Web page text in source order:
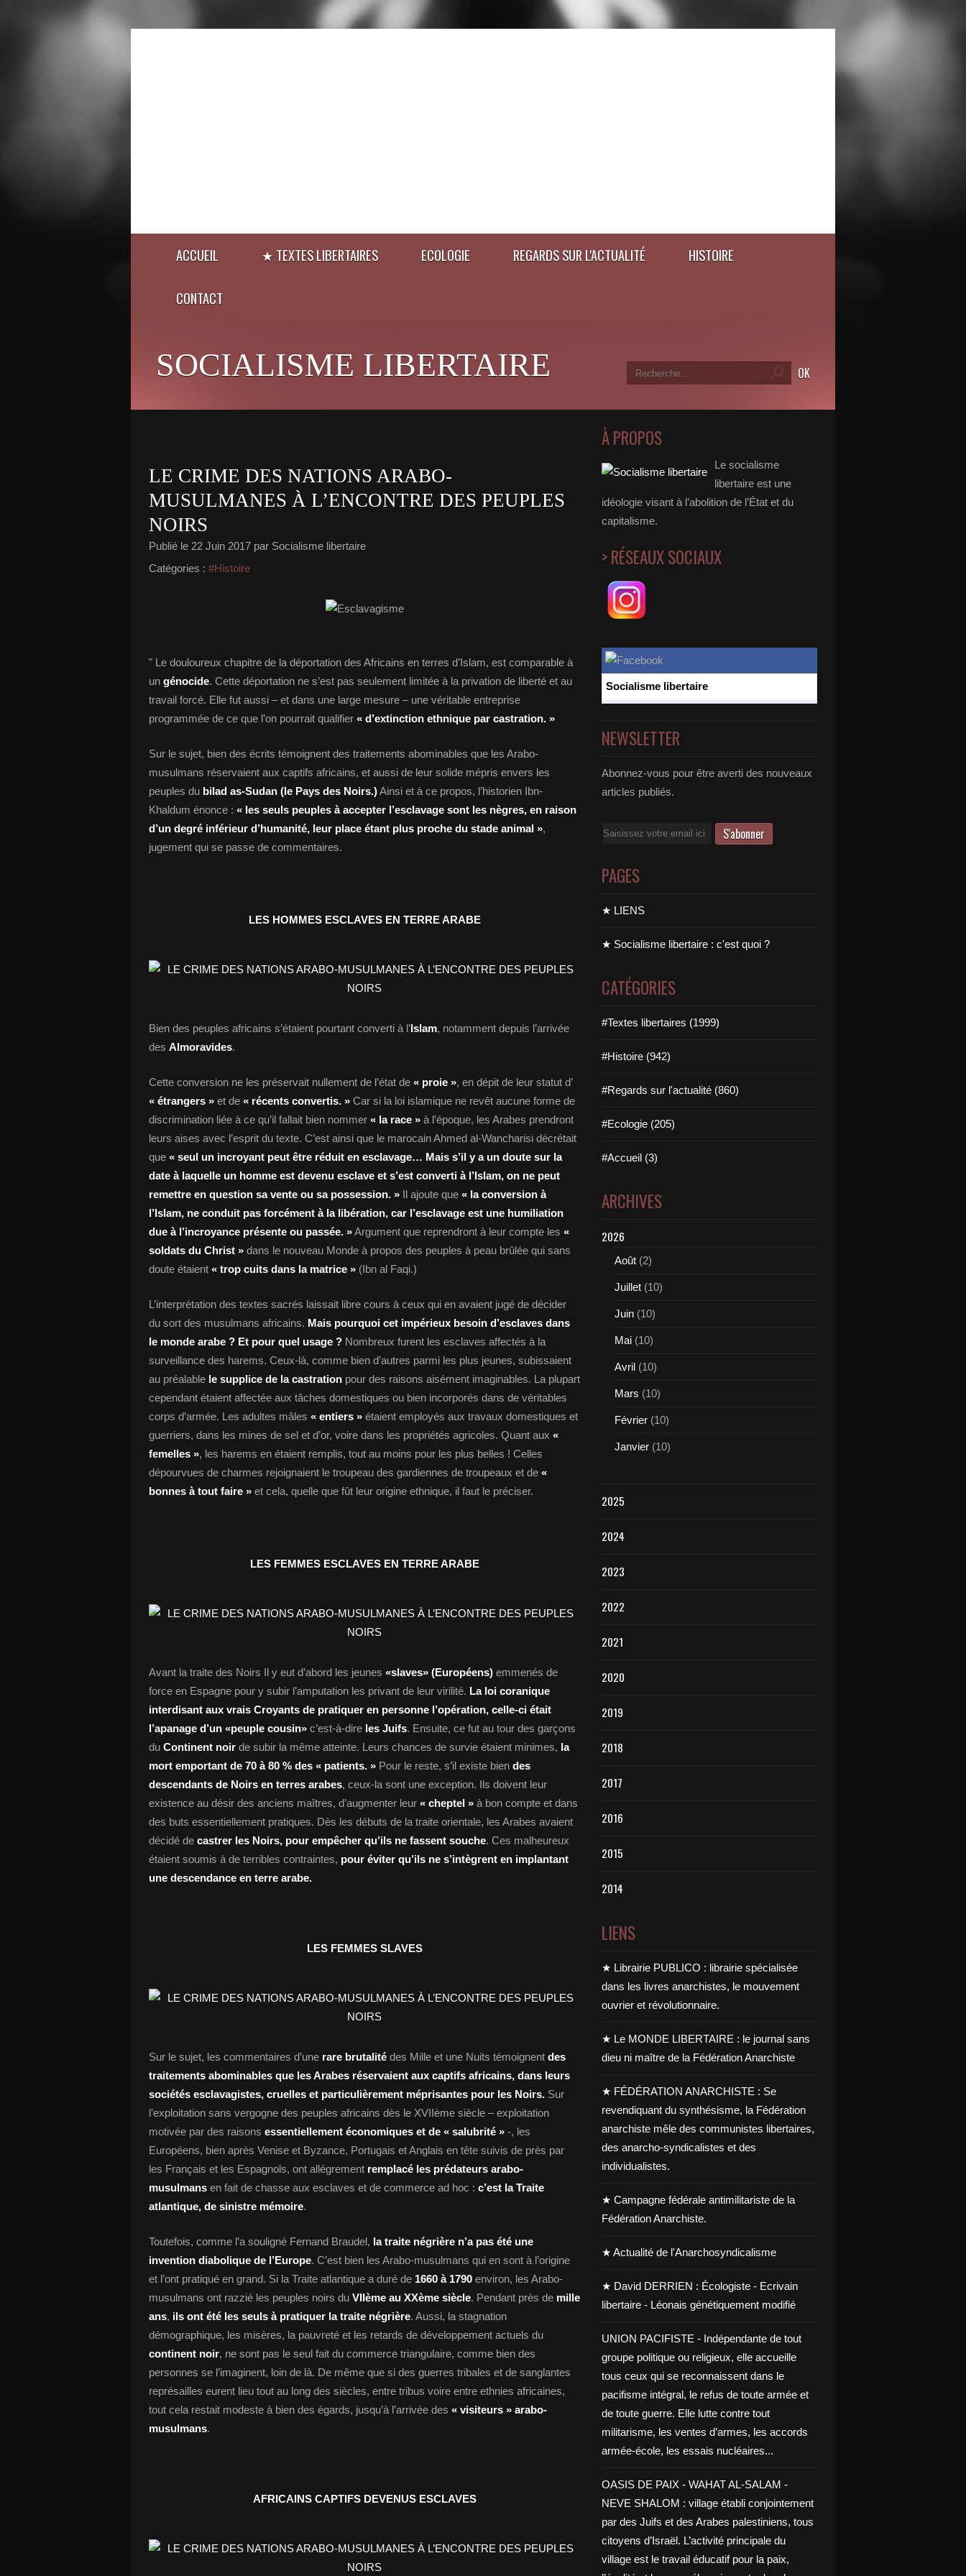
ACCUEIL ★ TEXTES LIBERTAIRES ECOLOGIE REGARDS SUR L'ACTUALITÉ HISTOIRE
CONTACT
SOCIALISME LIBERTAIRE
LE CRIME DES NATIONS ARABO-
MUSULMANES À L’ENCONTRE DES PEUPLES
NOIRS
Publié le 22 Juin 2017 par Socialisme libertaire
Catégories : #Histoire
" Le douloureux chapitre de la déportation des Africains en terres d’Islam, est comparable à
un génocide. Cette déportation ne s’est pas seulement limitée à la privation de liberté et au
travail forcé. Elle fut aussi – et dans une large mesure – une véritable entreprise
programmée de ce que l’on pourrait qualifier « d’extinction ethnique par castration. »
Sur le sujet, bien des écrits témoignent des traitements abominables que les Arabo-
musulmans réservaient aux captifs africains, et aussi de leur solide mépris envers les
peuples du bilad as-Sudan (le Pays des Noirs.)Ainsi et à ce propos, l’historien Ibn-
Khaldum énonce : « les seuls peuples à accepter l’esclavage sont les nègres, en raison
d’un degré inférieur d’humanité, leur place étant plus proche du stade animal »,
jugement qui se passe de commentaires.
LES HOMMES ESCLAVES EN TERRE ARABE
Bien des peuples africains s’étaient pourtant converti à l’Islam, notamment depuis l’arrivée
des Almoravides.
Cette conversion ne les préservait nullement de l’état de « proie », en dépit de leur statut d’
« étrangers » et de « récents convertis. » Car si la loi islamique ne revêt aucune forme de
discrimination liée à ce qu’il fallait bien nommer « la race » à l’époque, les Arabes prendront
leurs aises avec l’esprit du texte. C’est ainsi que le marocain Ahmed al-Wancharisi décrétait
que « seul un incroyant peut être réduit en esclavage… Mais s’il y a un doute sur la
date à laquelle un homme est devenu esclave et s’est converti à l’Islam, on ne peut
remettre en question sa vente ou sa possession. » Il ajoute que « la conversion à
l’Islam, ne conduit pas forcément à la libération, car l’esclavage est une humiliation
due à l’incroyance présente ou passée. »Argument que reprendront à leur compte les «
soldats du Christ » dans le nouveau Monde à propos des peuples à peau brûlée qui sans
doute étaient « trop cuits dans la matrice » (Ibn al Faqi.)
L’interprétation des textes sacrés laissait libre cours à ceux qui en avaient jugé de décider
du sort des musulmans africains. Mais pourquoi cet impérieux besoin d’esclaves dans
le monde arabe ? Et pour quel usage ? Nombreux furent les esclaves affectés à la
surveillance des harems. Ceux-là, comme bien d’autres parmi les plus jeunes, subissaient
au préalable le supplice de la castration pour des raisons aisément imaginables. La plupart
cependant étaient affectée aux tâches domestiques ou bien incorporés dans de véritables
corps d’armée. Les adultes mâles « entiers » étaient employés aux travaux domestiques et
guerriers, dans les mines de sel et d’or, voire dans les propriétés agricoles. Quant aux «
femelles », les harems en étaient remplis, tout au moins pour les plus belles ! Celles
dépourvues de charmes rejoignaient le troupeau des gardiennes de troupeaux et de «
bonnes à tout faire » et cela, quelle que fût leur origine ethnique, il faut le préciser.
LES FEMMES ESCLAVES EN TERRE ARABE
Avant la traite des Noirs Il y eut d’abord les jeunes «slaves» (Européens) emmenés de
force en Espagne pour y subir l’amputation les privant de leur virilité. La loi coranique
interdisant aux vrais Croyants de pratiquer en personne l’opération, celle-ci était
l’apanage d’un «peuple cousin» c’est-à-dire les Juifs. Ensuite, ce fut au tour des garçons
du Continent noir de subir la même atteinte. Leurs chances de survie étaient minimes, la
mort emportant de 70 à 80 % des « patients. » Pour le reste, s’il existe bien des
descendants de Noirs en terres arabes, ceux-la sont une exception. Ils doivent leur
existence au désir des anciens maîtres, d’augmenter leur « cheptel » à bon compte et dans
des buts essentiellement pratiques. Dès les débuts de la traite orientale, les Arabes avaient
décidé de castrer les Noirs, pour empêcher qu’ils ne fassent souche. Ces malheureux
étaient soumis à de terribles contraintes, pour éviter qu’ils ne s’intègrent en implantant
une descendance en terre arabe.
LES FEMMES SLAVES
Sur le sujet, les commentaires d’une rare brutalité des Mille et une Nuits témoignent des
traitements abominables que les Arabes réservaient aux captifs africains, dans leurs
sociétés esclavagistes, cruelles et particulièrement méprisantes pour les Noirs. Sur
l’exploitation sans vergogne des peuples africains dès le XVIIème siècle – exploitation
motivée par des raisons essentiellement économiques et de « salubrité » -, les
Européens, bien après Venise et Byzance, Portugais et Anglais en tête suivis de près par
les Français et les Espagnols, ont allégrement remplacé les prédateurs arabo-
musulmans en fait de chasse aux esclaves et de commerce ad hoc : c’est la Traite
atlantique, de sinistre mémoire.
Toutefois, comme l’a souligné Fernand Braudel, la traite négrière n’a pas été une
invention diabolique de l’Europe. C’est bien les Arabo-musulmans qui en sont à l’origine
et l’ont pratiqué en grand. Si la Traite atlantique a duré de 1660 à 1790 environ, les Arabo-
musulmans ont razzié les peuples noirs du VIIème au XXème siècle. Pendant près de mille
ans, ils ont été les seuls à pratiquer la traite négrière. Aussi, la stagnation
démographique, les misères, la pauvreté et les retards de développement actuels du
continent noir, ne sont pas le seul fait du commerce triangulaire, comme bien des
personnes se l’imaginent, loin de là. De même que si des guerres tribales et de sanglantes
représailles eurent lieu tout au long des siècles, entre tribus voire entre ethnies africaines,
tout cela restait modeste à bien des égards, jusqu’à l’arrivée des « visiteurs » arabo-
musulmans.
AFRICAINS CAPTIFS DEVENUS ESCLAVES
À PROPOS
Le socialisme
libertaire est une
idéologie visant à l’abolition de l’État et du
capitalisme.
> RÉSEAUX SOCIAUX
Socialisme libertaire
NEWSLETTER
Abonnez-vous pour être averti des nouveaux
articles publiés.
Email
PAGES
★ LIENS
★ Socialisme libertaire : c'est quoi ?
CATÉGORIES
#Textes libertaires (1999)
#Histoire (942)
#Regards sur l'actualité (860)
#Ecologie (205)
#Accueil (3)
ARCHIVES
2026
Août (2)
Juillet (10)
Juin (10)
Mai (10)
Avril (10)
Mars (10)
Février (10)
Janvier (10)
2025
2024
2023
2022
2021
2020
2019
2018
2017
2016
2015
2014
LIENS
★ Librairie PUBLICO : librairie spécialisée
dans les livres anarchistes, le mouvement
ouvrier et révolutionnaire.
★ Le MONDE LIBERTAIRE : le journal sans
dieu ni maître de la Fédération Anarchiste
★ FÉDÉRATION ANARCHISTE : Se
revendiquant du synthésisme, la Fédération
anarchiste mêle des communistes libertaires,
des anarcho-syndicalistes et des
individualistes.
★ Campagne fédérale antimilitariste de la
Fédération Anarchiste.
★ Actualité de l'Anarchosyndicalisme
★ David DERRIEN : Écologiste - Ecrivain
libertaire - Léonais génétiquement modifié
UNION PACIFISTE - Indépendante de tout
groupe politique ou religieux, elle accueille
tous ceux qui se reconnaissent dans le
pacifisme intégral, le refus de toute armée et
de toute guerre. Elle lutte contre tout
militarisme, les ventes d’armes, les accords
armée-école, les essais nucléaires...
OASIS DE PAIX - WAHAT AL-SALAM -
NEVE SHALOM : village établi conjointement
par des Juifs et des Arabes palestiniens, tous
citoyens d’Israël. L’activité principale du
village est le travail éducatif pour la paix,